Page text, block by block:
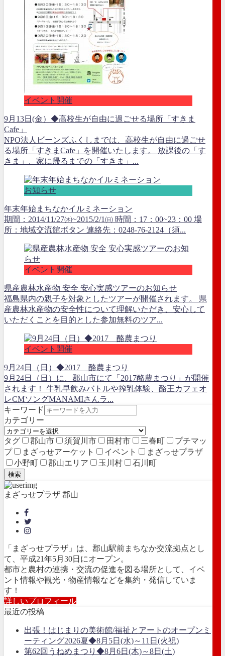
イベント開催
9月13日(金）◆高校生が自由に過ごせる場所「すきま
Cafe」
NPO法人ビーンズふくしまでは、高校生が自由に過ごせ
る場所「すきまCafe」を開催いたします。 放課後の「す
きま」、家に帰るまでの「すきま」...
お知らせ
年末年始まちなかイルミネーション
期間：2014/11/27㈭~2015/2/1㈰ 時間：17：00~23：00 場
所：地域交流館ボタン 連絡先：0248-76-2124（須...
イベント開催
県産農林水産物 安全 安心実感ツアーのお知らせ
福島県内の親子を対象としたツアーが開催されます。 県
産農林水産物の安全性について理解いただき、安心して
いただくことを目的とした参加無料のツア...
イベント開催
9月24日（日）◆2017 酪農まつり
9月24日（日）に、郡山市にて「2017酪農まつり」が開催
されます！ 牛乳早飲みバトルや搾乳体験、酪王カフェオ
レCMソングMANAMIさんラ...
キーワード
カテゴリー
タグ 郡山市 須賀川市 田村市 三春町
プチマッ
プ
まざっせアーケット イベント
まざっせプラザ
小野町
郡山エリア 玉川村 石川町
検索
まざっせプラザ 郡山
「まざっせプラザ」は、郡山駅前まちなか交流拠点とし
て、平成21年5月30日にオープン。
都市と農村の連携・交流の促進を図る場所として、イベ
ント情報や観光・物産情報などを集約・発信していま
す！
詳しいプロフィール
最近の投稿
出張！はじまりの美術館/福祉とアートのオープンミ
ーティング2026夏◆8月5日(水)～11日(火祝)
第62回うねめまつり◆8月6日(木)～8日(土)